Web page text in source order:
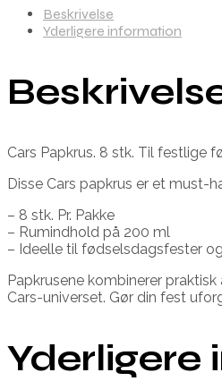
Beskrivelse
Yderligere information
Cars Papkrus. 8 stk. Til festlige
Disse Cars papkrus er et
– 8 stk. Pr. Pakke
– Rumindhold på 200 ml
– Ideelle til fødselsdagsfester
Papkrusene kombinerer
Cars-universet. Gør din fest
Yderligere